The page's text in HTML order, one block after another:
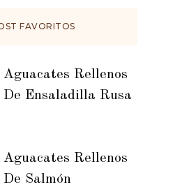
FAVORITOS
Aguacates Rellenos
De Ensaladilla Rusa
Aguacates Rellenos
De Salmón